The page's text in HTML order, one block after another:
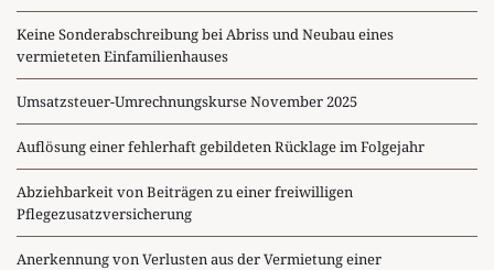
Keine Sonderabschreibung bei Abriss und Neubau eines
vermieteten Einfamilienhauses
Umsatzsteuer-Umrechnungskurse November 2025
Auflösung einer fehlerhaft gebildeten Rücklage im Folgejahr
Abziehbarkeit von Beiträgen zu einer freiwilligen
Pflegezusatzversicherung
Anerkennung von Verlusten aus der Vermietung einer